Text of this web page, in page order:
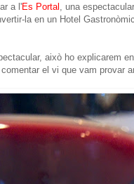
a l'Es Portal , una
la en un Hotel
això ho explicarem
el vi que vam provar